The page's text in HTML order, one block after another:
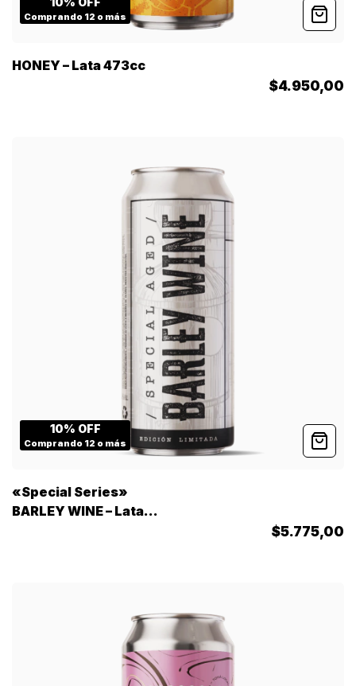
Comprando 12 o más
HONEY – Lata 473cc
$4.950,00
10% OFF
Comprando 12 o más
«Special Series»
BARLEY WINE – Lata
$5.775,00